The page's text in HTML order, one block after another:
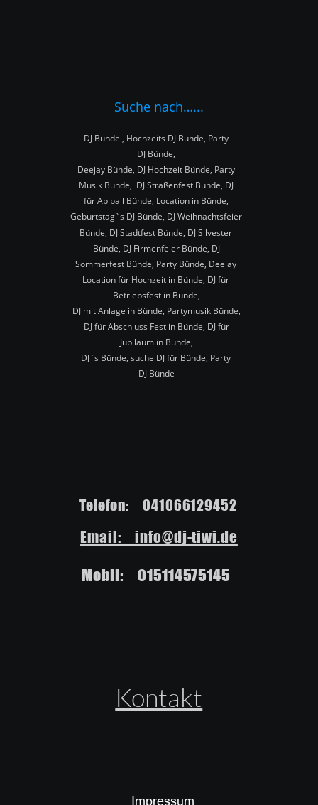
Kontakt
Telefon:    041066129452
Mobil:    015114575145
Email:    info@dj-tiwi.de
Suche nach…...
DJ Bünde , Hochzeits DJ Bünde, Party
DJ Bünde,
Deejay Bünde, DJ Hochzeit Bünde, Party
Musik Bünde,  DJ Straßenfest Bünde, DJ
für Abiball Bünde, Location in Bünde,
Geburtstag`s DJ Bünde, DJ Weihnachtsfeier
Bünde, DJ Stadtfest Bünde, DJ Silvester
Bünde, DJ Firmenfeier Bünde, DJ
Sommerfest Bünde, Party Bünde, Deejay
Location für Hochzeit in Bünde, DJ für
Betriebsfest in Bünde,
DJ mit Anlage in Bünde, Partymusik Bünde,
DJ für Abschluss Fest in Bünde, DJ für
Jubiläum in Bünde,
DJ`s Bünde, suche DJ für Bünde, Party
DJ Bünde
Impressum